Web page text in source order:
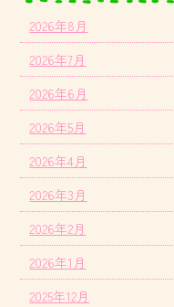
2026年8月
2026年7月
2026年6月
2026年5月
2026年4月
2026年3月
2026年2月
2026年1月
2025年12月